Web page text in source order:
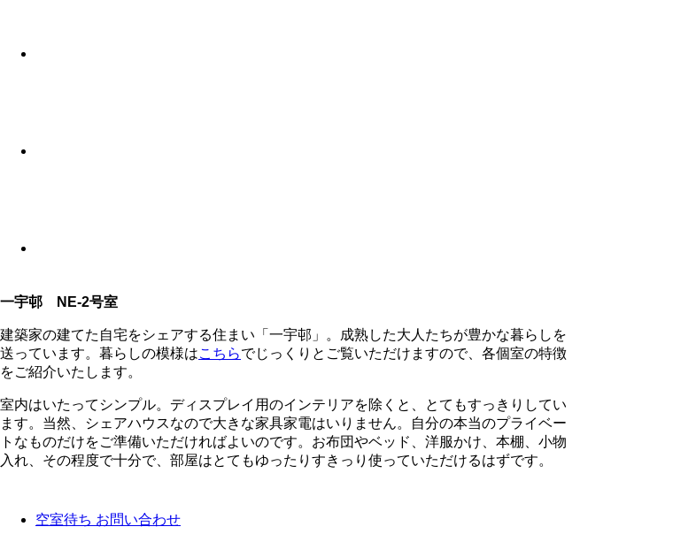
一宇邨 NE-2号室
建築家の建てた自宅をシェアする住まい「一宇邨」。成熟した大人たちが豊かな暮らしを
送っています。暮らしの模様はこちらでじっくりとご覧いただけますので、各個室の特徴
をご紹介いたします。
室内はいたってシンプル。ディスプレイ用のインテリアを除くと、とてもすっきりしてい
ます。当然、シェアハウスなので大きな家具家電はいりません。自分の本当のプライベー
トなものだけをご準備いただければよいのです。お布団やベッド、洋服かけ、本棚、小物
入れ、その程度で十分で、部屋はとてもゆったりすきっり使っていただけるはずです。
空室待ち お問い合わせ